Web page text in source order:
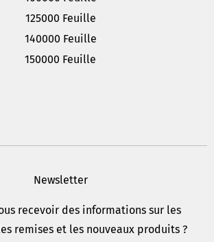
125000 Feuille
140000 Feuille
150000 Feuille
Newsletter
recevoir des informations sur les
remises et les nouveaux produits ?